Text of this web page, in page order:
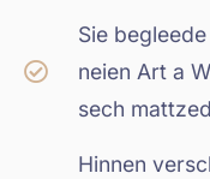
Sie
neien Art a
sech
Hinnen